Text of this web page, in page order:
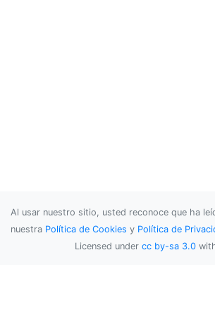
Al usar nuestro sitio, usted reconoce que ha
nuestra Política de Cookies y Política de
Licensed under cc by-sa 3.0